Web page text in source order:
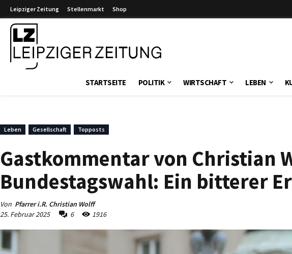
Leipziger Zeitung Stellenmarkt Shop
STARTSEITE POLITIK WIRTSCHAFT LEBEN
Leben Gesellschaft Topposts
Gastkommentar von Christian
Bundestagswahl: Ein bitterer
Von Pfarrer i.R. Christian Wolff
25. Februar 2025
6 1916